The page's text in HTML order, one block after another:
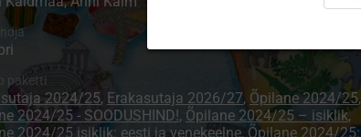
paketti
2024/25, Erakasutaja 2026/27, Õpilane 2024/25,
2024/25 - SOODUSHIND!, Õpilane 2024/25 – isiklik,
2024/25 isiklik: eesti ja venekeelne, Õpilane 2024/